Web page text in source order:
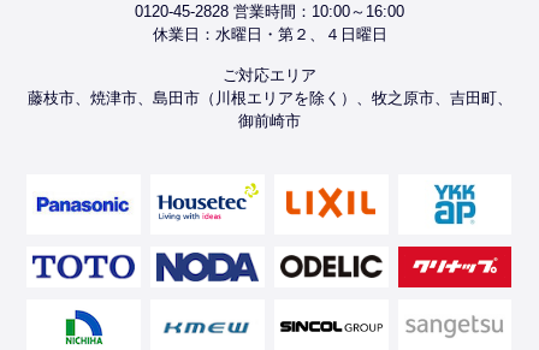
0120-45-2828 営業時間：10:00～16:00
休業日：水曜日・第２、４日曜日
ご対応エリア
藤枝市、焼津市、島田市（川根エリアを除く）、牧之原市、吉田町、
御前崎市